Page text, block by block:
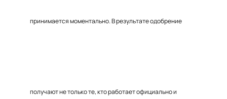
принимается моментально. В результате одобрение
получают не только те, кто работает официально и